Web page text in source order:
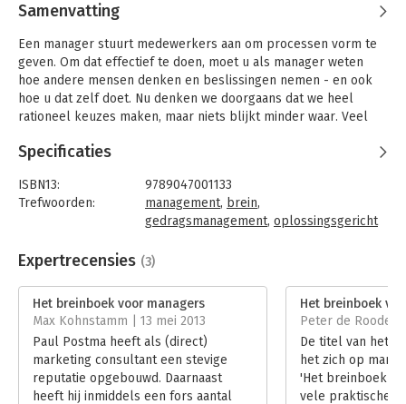
Samenvatting
Een manager stuurt medewerkers aan om processen vorm te
geven. Om dat effectief te doen, moet u als manager weten
hoe andere mensen denken en beslissingen nemen - en ook
hoe u dat zelf doet. Nu denken we doorgaans dat we heel
rationeel keuzes maken, maar niets blijkt minder waar. Veel
achteraf stelt ons brein ons gerust door daar mooie
Paul Postma behandelt in dit boek het brein als biologisch
orgaan, als supercomputer, als gereedschapskist van de
onthult op grond van die inzichten hoe uw medewerkers, maar
ook uw baas, collega's en klanten, denken en handelen - en
waarom ze dat zo doen. Even verrassend als gênant, zowel
voor uzelf als uw omgeving.
Ontdek hoe u beter uw werk kunt doen, effectief oplossingen
kunt realiseren en meer van uw medewerkers gedaan krijgt.
Postma vertelt hoe uw onderbewuste (uw onveranderlijke
Specificaties
ISBN13:
9789047001133
Trefwoorden:
management, brein,
gedragsmanagement, oplossingsgericht
Taal:
Nederlands
Aantal pagina's:
Uitgever:
Business Contact
Druk:
1
Verschijningsdatum:
17-4-2009
Hoofdrubriek: Algemeen management
Expertrecensies (3)
Het breinboek voor managers
Max Kohnstamm | 13 mei 2013
Paul Postma heeft als (direct)
marketing consultant een stevige
reputatie opgebouwd. Daarnaast
heeft hij inmiddels een fors aantal
Het breinboek
Peter de Roode |
De titel van het
het zich op
'Het breinboek
vele praktische